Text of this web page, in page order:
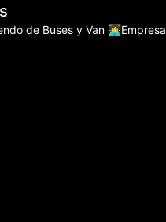
de Buses y Van